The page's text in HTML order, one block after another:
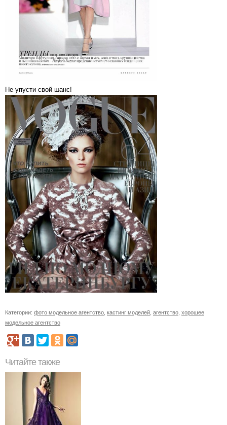
Не упусти свой шанс!
Категории: фото модельное агентство кастинг моделей агентство хорошее
модельное агентство
Читайте также